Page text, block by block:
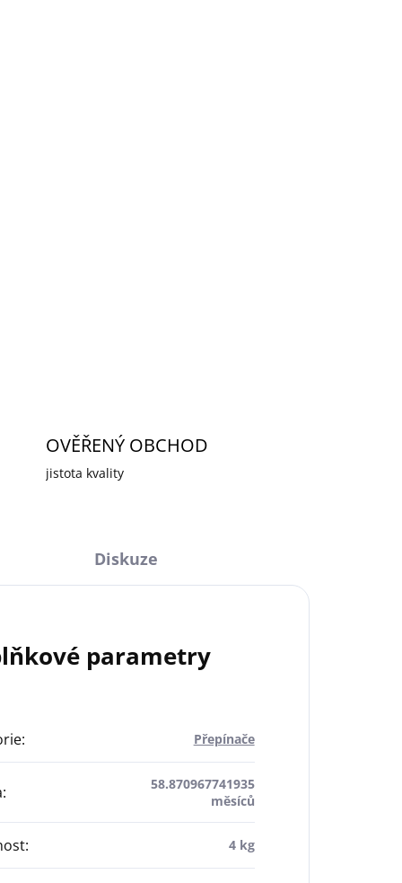
OVĚŘENÝ OBCHOD
jistota kvality
Diskuze
parametry
: Přepínače
:
58.870967741935
měsíců
: 4 kg